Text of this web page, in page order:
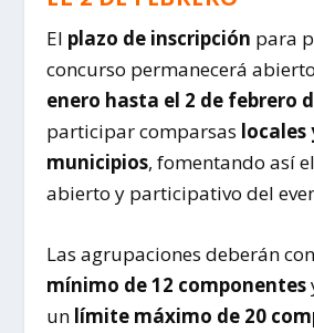
El plazo de inscripción para
concurso permanecerá
enero hasta el 2 de febrero
participar comparsas locales
municipios, fomentando así
abierto y participativo del
Las agrupaciones deberán
mínimo de 12 componentes
un límite máximo de 20